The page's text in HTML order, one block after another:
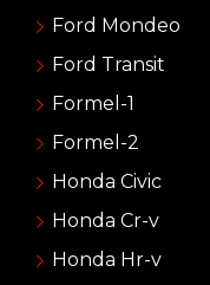
Ford Mondeo
Ford Transit
Formel-1
Formel-2
Honda Civic
Honda Cr-v
Honda Hr-v